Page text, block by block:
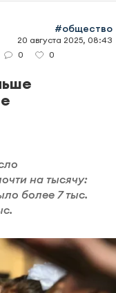
#общество
20 августа 2025, 08:43
0 0
на тысячу:
более 7 тыс.